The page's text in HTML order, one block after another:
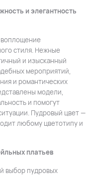
и элегантность
воплощение
стиля. Нежные
и изысканный
мероприятий,
и романтических
модели,
и помогут
Пудровый цвет —
любому цветотипу и
платьев
выбор пудровых